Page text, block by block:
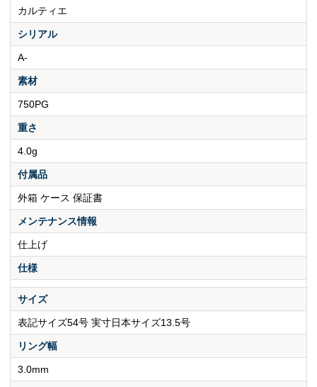
カルティエ
シリアル
A-
素材
750PG
重さ
4.0g
付属品
外箱 ケース 保証書
メンテナンス情報
仕上げ
仕様
サイズ
表記サイズ54号 実寸日本サイズ13.5号
リング幅
3.0mm